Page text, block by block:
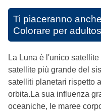
Ti piaceranno
Colorare per adultos
La Luna è l'unico
satellite più grande del
satelliti planetari rispetto
orbita.La sua influenza
oceaniche, le maree